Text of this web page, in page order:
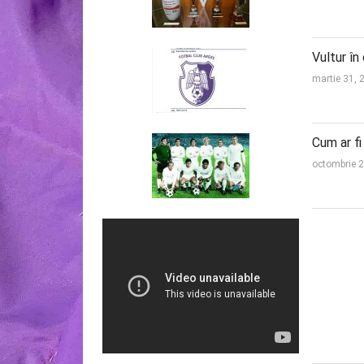
Vultur
martie 31,
Cum ar
octombrie